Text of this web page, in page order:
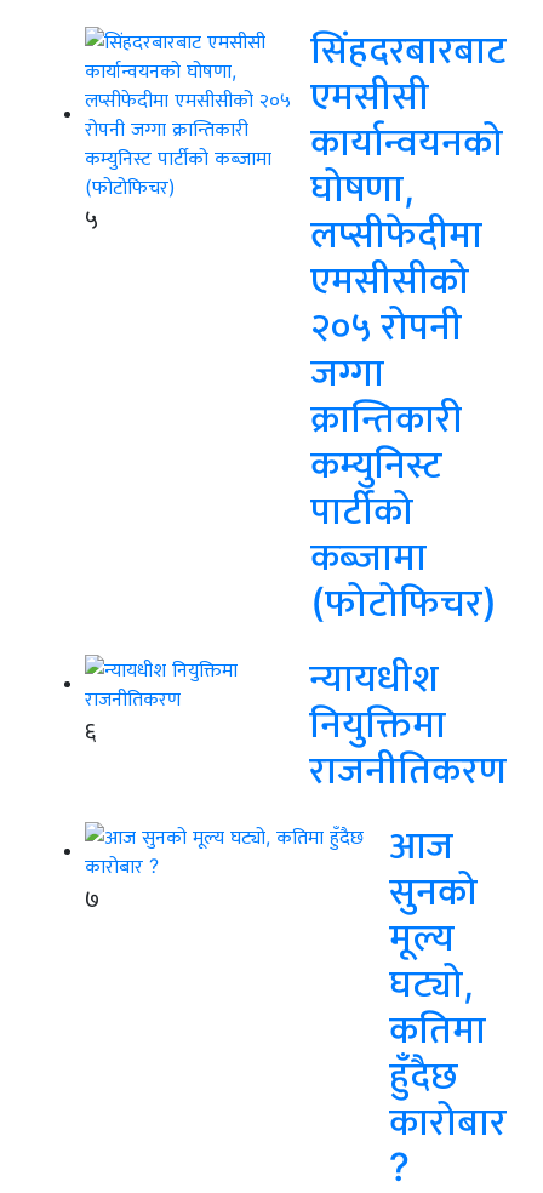
५
सिंहदरबारबाट
एमसीसी
कार्यान्वयनको
घोषणा,
लप्सीफेदीमा
एमसीसीको
२०५ रोपनी
जग्गा
क्रान्तिकारी
कम्युनिस्ट
पार्टीको
कब्जामा
(फोटोफिचर)
६
न्यायधीश
नियुक्तिमा
राजनीतिकरण
७
आज
सुनको
मूल्य
घट्यो,
कतिमा
हुँदैछ
कारोबार
?